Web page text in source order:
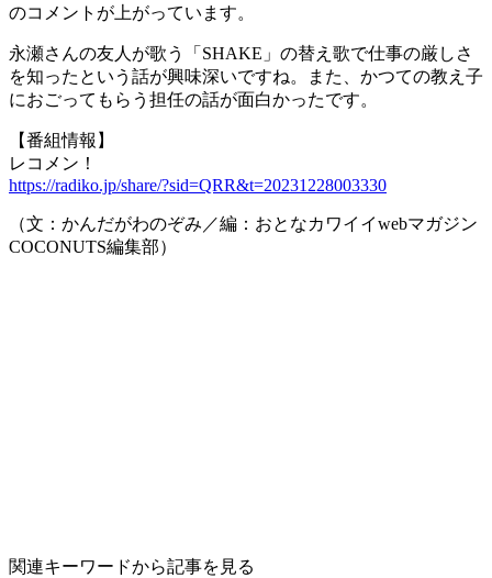
のコメントが上がっています。
永瀬さんの友人が歌う「SHAKE」の替え歌で仕事の厳しさ
を知ったという話が興味深いですね。また、かつての教え子
におごってもらう担任の話が面白かったです。
【番組情報】
レコメン！
https://radiko.jp/share/?sid=QRR&t=20231228003330
（文：かんだがわのぞみ／編：おとなカワイイwebマガジン
COCONUTS編集部）
関連キーワードから記事を見る